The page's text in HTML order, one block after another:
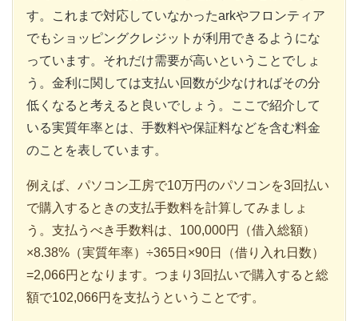
す。これまで対応していなかったarkやフロンティア
でもショッピングクレジットが利用できるようにな
っています。それだけ需要が高いということでしょ
う。金利に関しては支払い回数が少なければその分
低くなると考えると良いでしょう。ここで紹介して
いる実質年率とは、手数料や保証料などを含む料金
のことを表しています。
例えば、パソコン工房で10万円のパソコンを3回払い
で購入するときの支払手数料を計算してみましょ
う。支払うべき手数料は、100,000円（借入総額）
×8.38%（実質年率）÷365日×90日（借り入れ日数）
=2,066円となります。つまり3回払いで購入すると総
額で102,066円を支払うということです。